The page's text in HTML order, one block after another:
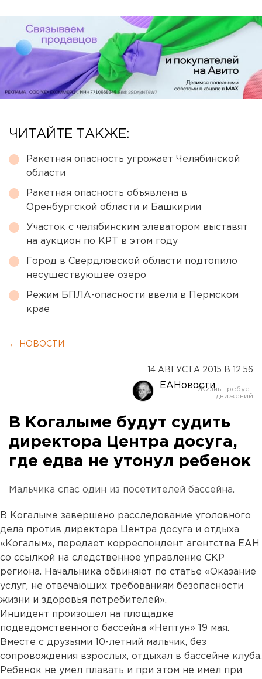
ЧИТАЙТЕ ТАКЖЕ:
Ракетная опасность угрожает Челябинской
области
Ракетная опасность объявлена в
Оренбургской области и Башкирии
Участок с челябинским элеватором выставят
на аукцион по КРТ в этом году
Город в Свердловской области подтопило
несуществующее озеро
Режим БПЛА-опасности ввели в Пермском
крае
← НОВОСТИ
14 АВГУСТА 2015 В 12:56
ЕАНовости
В Когалыме будут судить
директора Центра досуга,
где едва не утонул ребенок
Мальчика спас один из посетителей бассейна.
В Когалыме завершено расследование уголовного
дела против директора Центра досуга и отдыха
«Когалым», передает корреспондент агентства ЕАН
со ссылкой на следственное управление СКР
региона. Начальника обвиняют по статье «Оказание
услуг, не отвечающих требованиям безопасности
жизни и здоровья потребителей».
Инцидент произошел на площадке
подведомственного бассейна «Нептун» 19 мая.
Вместе с друзьями 10-летний мальчик, без
сопровождения взрослых, отдыхал в бассейне клуба.
Ребенок не умел плавать и при этом не имел при